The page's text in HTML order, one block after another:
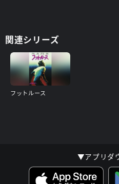
関連シリーズ
フットルース
▼アプリダ